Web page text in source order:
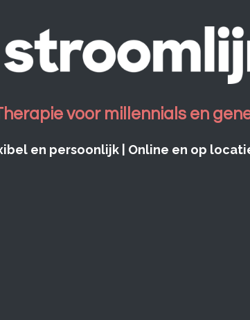
voor millennials en
en persoonlijk | Online en op